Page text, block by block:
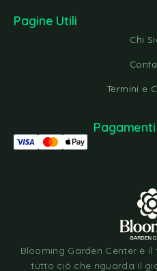
Pagine Utili
Chi
Termini e
Blooming Garden Center è
tutto ciò che riguarda il